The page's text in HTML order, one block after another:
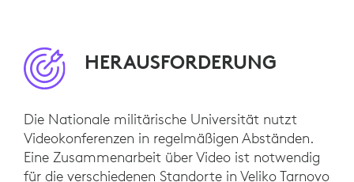
HERAUSFORDERUNG
Die Nationale militärische Universität nutzt
Videokonferenzen in regelmäßigen Abständen.
Eine Zusammenarbeit über Video ist notwendig
für die verschiedenen Standorte in Veliko Tarnovo